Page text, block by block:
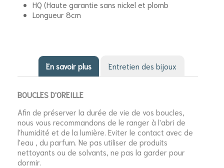
HQ (Haute garantie sans nickel et plomb
Longueur 8cm
En savoir plus Entretien des bijoux
BOUCLES D'OREILLE
Afin de préserver la durée de vie de vos boucles,
nous vous recommandons de le ranger à l'abri de
l'humidité et de la lumière. Eviter le contact avec de
l'eau , du parfum. Ne pas utiliser de produits
nettoyants ou de solvants, ne pas la garder pour
dormir.